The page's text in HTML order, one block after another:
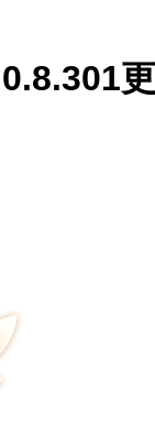
更